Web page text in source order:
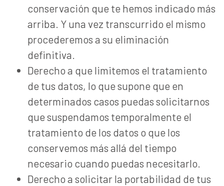
conservación que te hemos indicado más
arriba. Y una vez transcurrido el mismo
procederemos a su eliminación
definitiva.
Derecho a que limitemos el tratamiento
de tus datos, lo que supone que en
determinados casos puedas solicitarnos
que suspendamos temporalmente el
tratamiento de los datos o que los
conservemos más allá del tiempo
necesario cuando puedas necesitarlo.
Derecho a solicitar la portabilidad de tus